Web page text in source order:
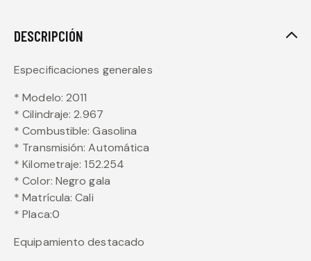
DESCRIPCIÓN
Especificaciones generales
* Modelo: 2011
* Cilindraje: 2.967
* Combustible: Gasolina
* Transmisión: Automática
* Kilometraje: 152.254
* Color: Negro gala
* Matrícula: Cali
* Placa:0
Equipamiento destacado